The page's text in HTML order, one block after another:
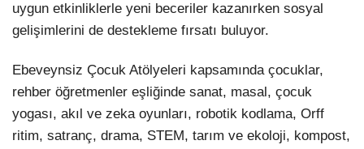
uygun etkinliklerle yeni beceriler kazanırken sosyal
gelişimlerini de destekleme fırsatı buluyor.
Ebeveynsiz Çocuk Atölyeleri kapsamında çocuklar,
rehber öğretmenler eşliğinde sanat, masal, çocuk
yogası, akıl ve zeka oyunları, robotik kodlama, Orff
ritim, satranç, drama, STEM, tarım ve ekoloji, kompost,